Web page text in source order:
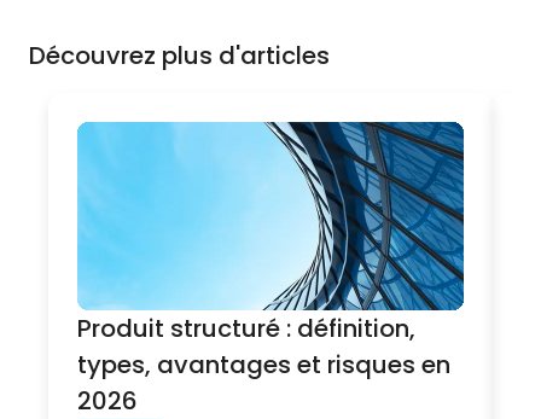
Découvrez plus d'articles
Produit structuré : définition,
types, avantages et risques en
2026